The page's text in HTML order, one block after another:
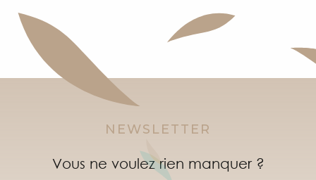
NEWSLETTER
Vous ne voulez rien manquer ?